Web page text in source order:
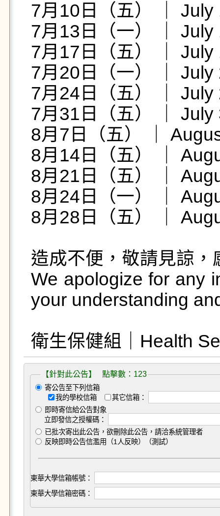
7月10日（五） ｜ July
7月13日（一） ｜ July
7月17日（五） ｜ July
7月20日（一） ｜ July
7月24日（五） ｜ July
7月31日（五） ｜ July
8月7日（五） ｜
8月14日（五） ｜
8月21日（五） ｜
8月24日（一） ｜
8月28日（五） ｜
造成不便，敬請見諒，
We apologize for any
your understanding
衛生保健組｜Health
【針對此公告】 點擊數：123
寄公告至下列信箱
我的學校信箱
其它信箱：
即時寄信給公告對象
立即發信之授權碼：
已批次寄出此公告，欲刪除此公告，請洽系統管理者
反映即時公告信濫用（1人反映）（測試）
東華大學信箱帳號：
東華大學信箱密碼：